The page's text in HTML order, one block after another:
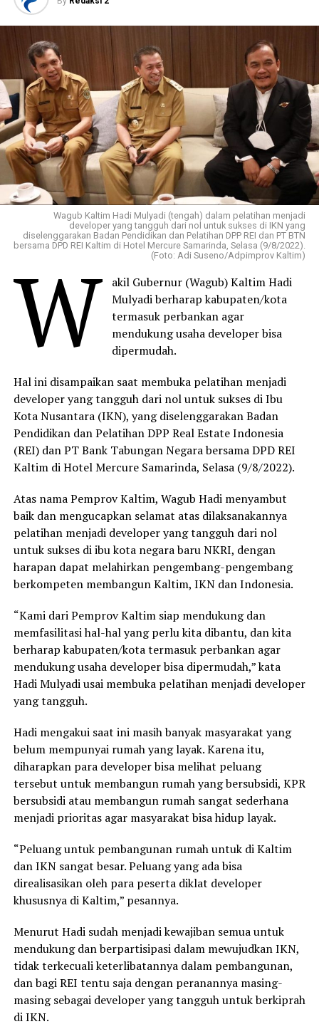
Wagub Kaltim Hadi Mulyadi (tengah) dalam pelatihan menjadi
developer yang tangguh dari nol untuk sukses di IKN yang
diselenggarakan Badan Pendidikan dan Pelatihan DPP REI dan PT BTN
bersama DPD REI Kaltim di Hotel Mercure Samarinda, Selasa (9/8/2022).
(Foto: Adi Suseno/Adpimprov Kaltim)
W
akil Gubernur (Wagub) Kaltim Hadi
Mulyadi berharap kabupaten/kota
termasuk perbankan agar
mendukung usaha developer bisa
dipermudah.
Hal ini disampaikan saat membuka pelatihan menjadi
developer yang tangguh dari nol untuk sukses di Ibu
Kota Nusantara (IKN), yang diselenggarakan Badan
Pendidikan dan Pelatihan DPP Real Estate Indonesia
(REI) dan PT Bank Tabungan Negara bersama DPD REI
Kaltim di Hotel Mercure Samarinda, Selasa (9/8/2022).
Atas nama Pemprov Kaltim, Wagub Hadi menyambut
baik dan mengucapkan selamat atas dilaksanakannya
pelatihan menjadi developer yang tangguh dari nol
untuk sukses di ibu kota negara baru NKRI, dengan
harapan dapat melahirkan pengembang-pengembang
berkompeten membangun Kaltim, IKN dan Indonesia.
“Kami dari Pemprov Kaltim siap mendukung dan
memfasilitasi hal-hal yang perlu kita dibantu, dan kita
berharap kabupaten/kota termasuk perbankan agar
mendukung usaha developer bisa dipermudah,” kata
Hadi Mulyadi usai membuka pelatihan menjadi developer
yang tangguh.
Hadi mengakui saat ini masih banyak masyarakat yang
belum mempunyai rumah yang layak. Karena itu,
diharapkan para developer bisa melihat peluang
tersebut untuk membangun rumah yang bersubsidi, KPR
bersubsidi atau membangun rumah sangat sederhana
menjadi prioritas agar masyarakat bisa hidup layak.
“Peluang untuk pembangunan rumah untuk di Kaltim
dan IKN sangat besar. Peluang yang ada bisa
direalisasikan oleh para peserta diklat developer
khususnya di Kaltim,” pesannya.
Menurut Hadi sudah menjadi kewajiban semua untuk
mendukung dan berpartisipasi dalam mewujudkan IKN,
tidak terkecuali keterlibatannya dalam pembangunan,
dan bagi REI tentu saja dengan peranannya masing-
masing sebagai developer yang tangguh untuk berkiprah
di IKN.